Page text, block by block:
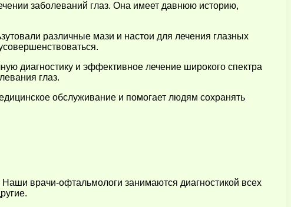
заболеваний глаз. Она имеет давнюю историю,
различные мази и настои для лечения глазных
диагностику и эффективное лечение широкого спектра
глаз.
обслуживание и помогает людям сохранять
врачи-офтальмологи занимаются диагностикой всех